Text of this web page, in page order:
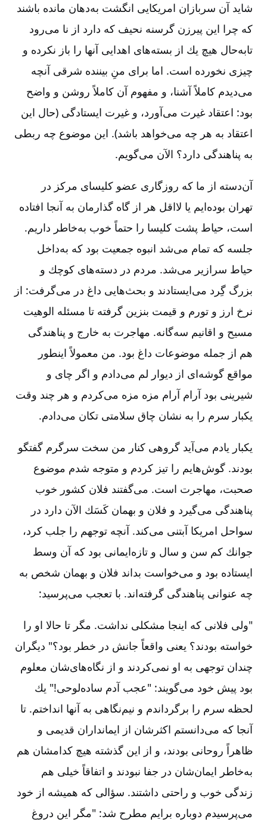
شاید آن سربازان امریكایی انگشت‌ به‌‌دهان مانده باشند
كه چرا این پیرزن گرسنه نحیف كه دارد از نا می‌رود
تابه‌حال هیچ یك از بسته‌های اهدایی آنها را باز نكرده و
چیزی نخورده است. اما برای منِ بیننده شرقی آنچه
می‌دیدم كاملاً آشنا، و مفهوم آن كاملاً روشن و واضح
بود: اعتقاد غیرت می‌آورد، و غیرت ایستادگی (حال این
اعتقاد به هر چه می‌خواهد باشد). این موضوع چه ربطی
به پناهندگی دارد؟ الآن می‌گویم.
آن‌دسته از ما كه روزگاری عضو كلیسای مركز در
تهران بوده‌ایم یا لااقل هر از گاه گذارمان به آنجا افتاده
است، حیاط پشت كلیسا را حتماً خوب به‌خاطر داریم.
جلسه كه تمام می‌شد انبوه جمعیت بود كه به‌داخل
حیاط سرازیر می‌شد. مردم در دسته‌های كوچك و
بزرگ گِرد می‌ایستادند و بحث‌هایی داغ در می‌گرفت: از
نرخ ارز و تورم و قیمت بنزین گرفته تا مسئله الوهیت
مسیح و اقانیم سه‌گانه. مهاجرت به خارج و پناهندگی
هم از جمله موضوعات داغ بود. من معمولاً اینطور
مواقع گوشه‌ای از دیوار لم می‌دادم و اگر چای و
شیرینی بود آرام آرام مزه مزه می‌كردم و هر چند وقت
یكبار سرم را به نشان چاق سلامتی تكان می‌دادم.
یكبار یادم می‌آید گروهی كنار من سخت سرگرم گفتگو
بودند. گوش‌هایم را تیز كردم و متوجه شدم موضوع
صحبت، مهاجرت است. می‌گفتند فلان كشور خوب
پناهندگی می‌گیرد و فلان و بهمان كَسَك الآن دارد در
سواحل امریكا آبتنی می‌كند. آنچه توجهم را جلب كرد،
جوانك كم سن و سال و تازه‌ایمانی بود كه آن وسط
ایستاده بود و می‌خواست بداند فلان و بهمان شخص به
چه عنوانی پناهندگی گرفته‌‌اند. با تعجب می‌پرسید:
"ولی فلانی كه اینجا مشكلی نداشت. مگر تا حالا او را
خواسته بودند؟ یعنی واقعاً جانش در خطر بود؟" دیگران
چندان توجهی به او نمی‌كردند و از نگاه‌های‌شان معلوم
بود پیش خود می‌گویند: "عجب آدم ساده‌لوحی!" یك
لحظه سرم را برگرداندم و نیم‌نگاهی به آنها انداختم. تا
آنجا كه می‌دانستم اكثرشان از ایمانداران قدیمی و
ظاهراً روحانی بودند، و از این گذشته هیچ كدامشان هم
به‌خاطر ایمان‌شان در جفا نبودند و اتفاقاً خیلی هم
زندگی‌ خوب و راحتی داشتند. سؤالی كه همیشه از خود
می‌پرسیدم دوباره برایم مطرح شد: "مگر این دروغ